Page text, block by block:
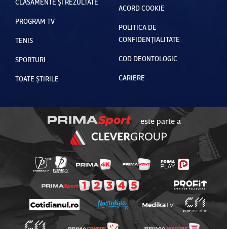
PROGRAM TV
TENIS
SPORTURI
TOATE ȘTIRILE
ACORD COOKIE
POLITICA DE
CONFIDENȚIALITATE
COD DEONTOLOGIC
CARIERE
este parte a